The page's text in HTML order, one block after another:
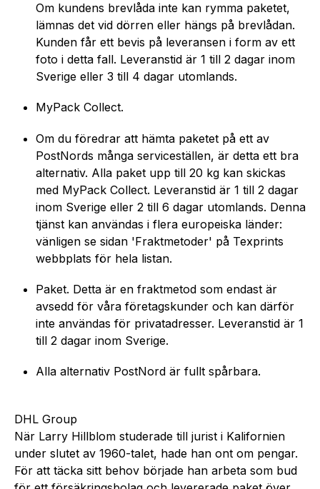
Om kundens brevlåda inte kan rymma paketet,
lämnas det vid dörren eller hängs på brevlådan.
Kunden får ett bevis på leveransen i form av ett
foto i detta fall. Leveranstid är 1 till 2 dagar inom
Sverige eller 3 till 4 dagar utomlands.
MyPack Collect.
Om du föredrar att hämta paketet på ett av
PostNords många serviceställen, är detta ett bra
alternativ. Alla paket upp till 20 kg kan skickas
med MyPack Collect. Leveranstid är 1 till 2 dagar
inom Sverige eller 2 till 6 dagar utomlands. Denna
tjänst kan användas i flera europeiska länder:
vänligen se sidan 'Fraktmetoder' på Texprints
webbplats för hela listan.
Paket. Detta är en fraktmetod som endast är
avsedd för våra företagskunder och kan därför
inte användas för privatadresser. Leveranstid är 1
till 2 dagar inom Sverige.
Alla alternativ PostNord är fullt spårbara.
DHL Group
När Larry Hillblom studerade till jurist i Kalifornien
under slutet av 1960-talet, hade han ont om pengar.
För att täcka sitt behov började han arbeta som bud